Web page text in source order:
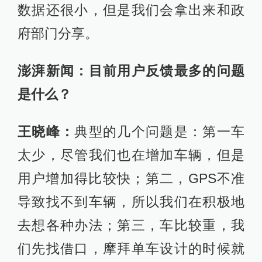
数据还很小，但是我们会拿出来和政
府部门分享。
澎湃新闻：目前用户反馈最多的问题
是什么？
王晓峰：典型的几个问题是：第一车
太少，尽管我们也在增加车辆，但是
用户增加得比较快；第二，GPS不准
导致找不到车辆，所以我们在积极地
去想各种办法；第三，车比较重，我
们先找借口，摩拜单车设计的时候就